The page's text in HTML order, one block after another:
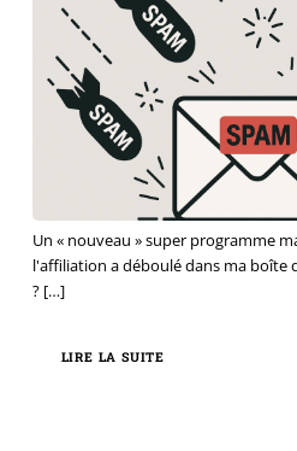
Un « nouveau » super programme
l'affiliation a déboulé dans ma boîte
?[…]
LIRE LA SUITE